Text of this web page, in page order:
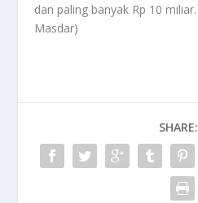
dan paling banyak Rp 10 miliar.
Masdar)
SHARE: